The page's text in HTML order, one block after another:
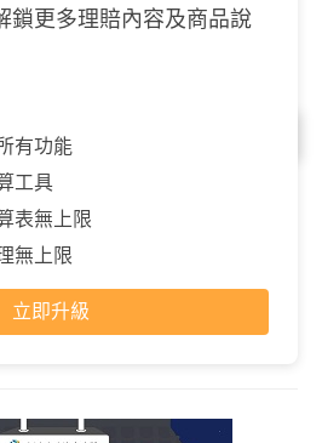
鎖更多理賠內容及商品說
有功能
工具
表無上限
無上限
立即升級